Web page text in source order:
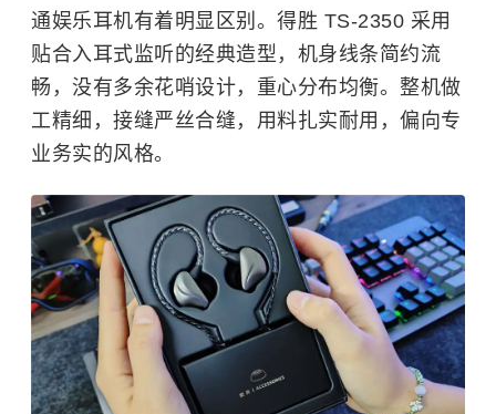
通娱乐耳机有着明显区别。得胜 TS-2350 采用
贴合入耳式监听的经典造型，机身线条简约流
畅，没有多余花哨设计，重心分布均衡。整机做
工精细，接缝严丝合缝，用料扎实耐用，偏向专
业务实的风格。